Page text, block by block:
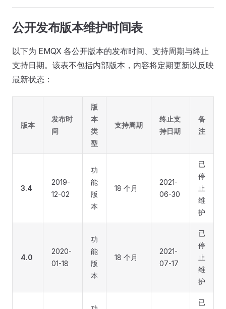
公开发布版本维护时间表
以下为 EMQX 各公开版本的发布时间、支持周期与终止
支持日期。该表不包括内部版本，内容将定期更新以反映
最新状态：
版本
发布时
间
版
本
类
型
支持周期
终止支
持日期
备
注
3.4
2019-
12-02
功
能
版
本
18 个月
2021-
06-30
已
停
止
维
护
4.0
2020-
01-18
功
能
版
本
18 个月
2021-
07-17
已
停
止
维
护
已